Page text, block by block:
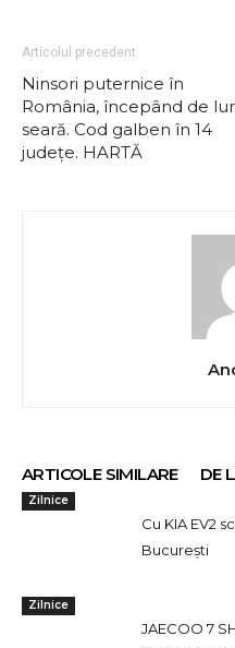
Articolul precedent
Ninsori puternice în
România, începând de
seară. Cod galben în 14
județe. HARTĂ
ARTICOLE SIMILARE DE
Zilnice
Cu KIA EV2
București
Zilnice
JAECOO 7